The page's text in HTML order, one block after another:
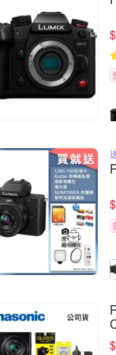
$
$
$